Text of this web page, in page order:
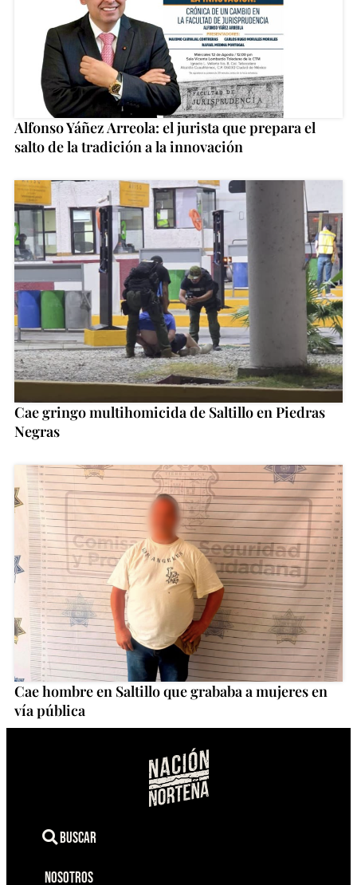
Alfonso Yáñez Arreola: el jurista que prepara el
salto de la tradición a la innovación
Cae gringo multihomicida de Saltillo en Piedras
Negras
Cae hombre en Saltillo que grababa a mujeres en
vía pública
Buscar
Nosotros